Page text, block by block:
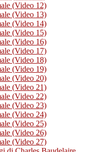
(Video 12)
(Video 13)
(Video 14)
(Video 15)
(Video 16)
(Video 17)
(Video 18)
(Video 19)
(Video 20)
(Video 21)
(Video 22)
(Video 23)
(Video 24)
(Video 25)
(Video 26)
(Video 27)